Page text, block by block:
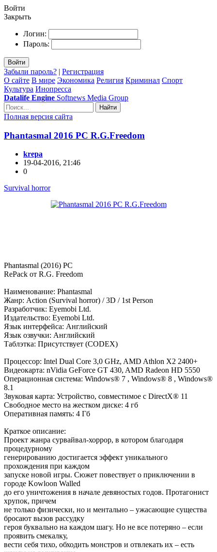
Войти
Закрыть
Логин:
Пароль:
Войти
Забыли пароль? | Регистрация
О сайте В мире Экономика Религия Криминал Спорт
Культура Инопресса
Datalife Engine Softnews Media Group
Найти
Полная версия сайта
Phantasmal 2016 PC R.G.Freedom
krepa
19-04-2016, 21:46
0
Survival horror
Phantasmal (2016) PC
RePack от R.G. Freedom
Наименование: Phantasmal
Жанр: Action (Survival horror) / 3D / 1st Person
Разработчик: Eyemobi Ltd.
Издательство: Eyemobi Ltd.
Язык интерфейса: Английский
Язык озвучки: Английский
Таблэтка: Присутствует (CODEX)
Процессор: Intel Dual Core 3,0 GHz, AMD Athlon X2 2400+
Видеокарта: nVidia GeForce GT 430, AMD Radeon HD 5550
Операционная система: Windows® 7 , Windows® 8 , Windows®
8.1
Звуковая карта: Устройство, совместимое с DirectX® 11
Свободное место на жестком диске: 4 гб
Оперативная память: 4 Гб
Краткое описание:
Проект жанра сурвайвал-хоррор, в котором благодаря
процедурному
генерированию достигается эффект уникального
прохождения при каждом
запуске новой игры. Сюжет повествует о приключении в
городе Kowloon Walled
до его уничтожения в начале девяностых годов. Протагонист
хрупок, причем
не только физически, но и ментально – ужасающие существа
бросают вызов рассудку
героя буквально на каждом шагу. Но не все потеряно – если
проявить смекалку,
вести себя тихо, обходить монстров и отвлекать их – есть